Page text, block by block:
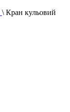
\ Кран кульовий